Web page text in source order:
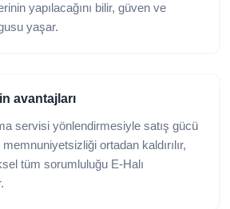
yapılacağını bilir, güven ve
yaşar.
avantajları
servisi yönlendirmesiyle satış gücü
ortadan kaldırılır,
tüm sorumluluğu E-Halı